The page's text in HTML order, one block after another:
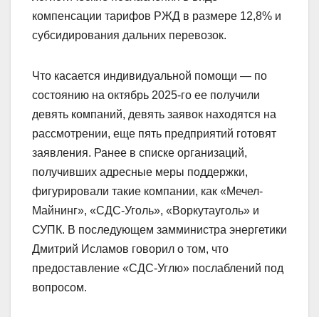
компенсации тарифов РЖД в размере 12,8% и
субсидирования дальних перевозок.
Что касается индивидуальной помощи — по
состоянию на октябрь 2025-го ее получили
девять компаний, девять заявок находятся на
рассмотрении, еще пять предприятий готовят
заявления. Ранее в списке организаций,
получивших адресные меры поддержки,
фигурировали такие компании, как «Мечел-
Майнинг», «СДС-Уголь», «Воркутауголь» и
СУПК. В последующем замминистра энергетики
Дмитрий Исламов говорил о том, что
предоставление «СДС-Углю» послаблений под
вопросом.